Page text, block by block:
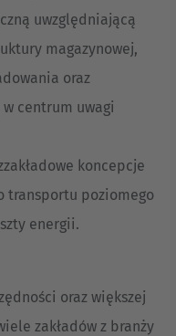
uwzględniającą
magazynowej,
oraz
centrum uwagi
koncepcje
transportu poziomego
energii.
oraz większej
zakładów z branży